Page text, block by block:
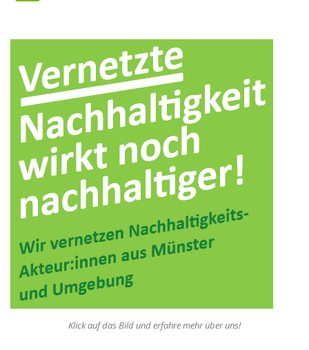
Klick auf das Bild und erfahre mehr über uns!